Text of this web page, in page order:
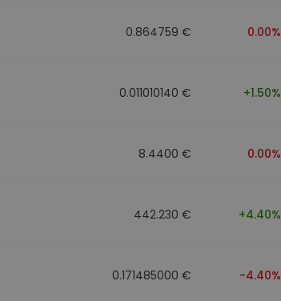
0.864759 € 0.00%
0.011010140 € +1.50%
8.4400 € 0.00%
442.230 € +4.40%
0.171485000 € -4.40%